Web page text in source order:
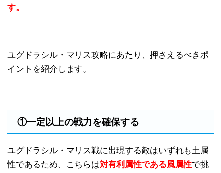
す。
ユグドラシル・マリス攻略にあたり、押さえるべきポ
イントを紹介します。
①一定以上の戦力を確保する
ユグドラシル・マリス戦に出現する敵はいずれも土属
性であるため、こちらは対有利属性である風属性で挑